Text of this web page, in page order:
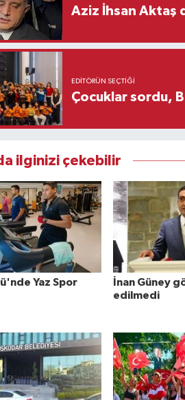
Aziz İhsan Aktaş
EDITÖRÜN SEÇTIĞI
Çocuklar sordu,
ilginizi çekebilir
Yaz Spor
İnan Güney
edilmedi